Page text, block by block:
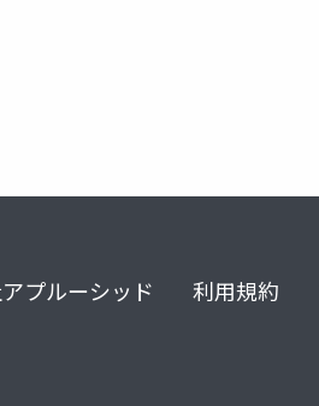
プルーシッド 利用規約